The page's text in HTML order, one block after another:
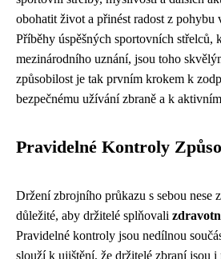
obohatit život a přinést radost z pohybu
Příběhy úspěšných sportovních střelců,
mezinárodního uznání, jsou toho
způsobilost je tak prvním krokem k
bezpečnému užívání zbraně a k
Pravidelné Kontroly
Držení zbrojního průkazu s sebou nese
důležité, aby držitelé splňovali
Pravidelné kontroly jsou nedílnou
slouží k ujištění, že držitelé zbraní jsou i